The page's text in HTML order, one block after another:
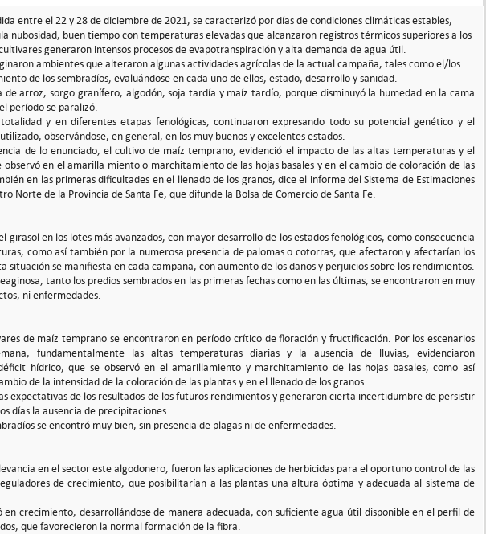
entre el 22 y 28 de diciembre de 2021, se caracterizó por días de condiciones climáticas estables,
nubosidad, buen tiempo con temperaturas elevadas que alcanzaron registros térmicos superiores a los
generaron intensos procesos de evapotranspiración y alta demanda de agua útil.
ambientes que alteraron algunas actividades agrícolas de la actual campaña, tales como el/los:
de los sembradíos, evaluándose en cada uno de ellos, estado, desarrollo y sanidad.
de arroz, sorgo granífero, algodón, soja tardía y maíz tardío, porque disminuyó la humedad en la cama
período se paralizó.
y en diferentes etapas fenológicas, continuaron expresando todo su potencial genético y el
observándose, en general, en los muy buenos y excelentes estados.
de lo enunciado, el cultivo de maíz temprano, evidenció el impacto de las altas temperaturas y el
en el amarilla miento o marchitamiento de las hojas basales y en el cambio de coloración de las
en las primeras dificultades en el llenado de los granos, dice el informe del Sistema de Estimaciones
Norte de la Provincia de Santa Fe, que difunde la Bolsa de Comercio de Santa Fe.
girasol en los lotes más avanzados, con mayor desarrollo de los estados fenológicos, como consecuencia
como así también por la numerosa presencia de palomas o cotorras, que afectaron y afectarían los
situación se manifiesta en cada campaña, con aumento de los daños y perjuicios sobre los rendimientos.
tanto los predios sembrados en las primeras fechas como en las últimas, se encontraron en muy
ni enfermedades.
de maíz temprano se encontraron en período crítico de floración y fructificación. Por los escenarios
fundamentalmente las altas temperaturas diarias y la ausencia de lluvias, evidenciaron
hídrico, que se observó en el amarillamiento y marchitamiento de las hojas basales, como así
de la intensidad de la coloración de las plantas y en el llenado de los granos.
expectativas de los resultados de los futuros rendimientos y generaron cierta incertidumbre de persistir
días la ausencia de precipitaciones.
se encontró muy bien, sin presencia de plagas ni de enfermedades.
en el sector este algodonero, fueron las aplicaciones de herbicidas para el oportuno control de las
de crecimiento, que posibilitarían a las plantas una altura óptima y adecuada al sistema de
en crecimiento, desarrollándose de manera adecuada, con suficiente agua útil disponible en el perfil de
que favorecieron la normal formación de la fibra.